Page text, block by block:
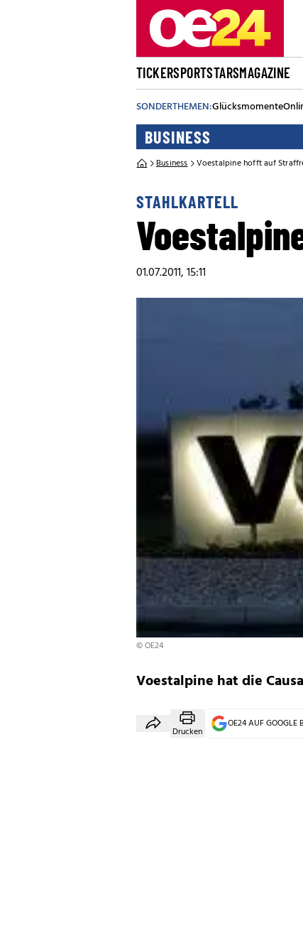
TICKERSPORTSTARSMAGAZINE
SONDERTHEMEN:Glücksmomente
BUSINESS
Business Voestalpine hofft auf
STAHLKARTELL
01.07.2011, 15:11
© OE24
Voestalpine hat die
Drucken
OE24 AUF GOOGLE